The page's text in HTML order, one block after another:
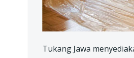
Tukang Jawa